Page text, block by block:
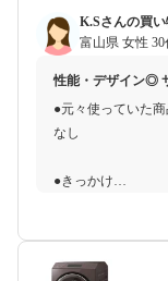
しても、本当に吸
ていました。
のがたくさんあり
そんな時、コスト
で、迷わず購入し
●決め手
購入の決め手は、
K.Sさんの買
富山県 女性 30
性能・デザイン◎
●元々使っていた商
なし
●きっかけ
床は基本的にはロ